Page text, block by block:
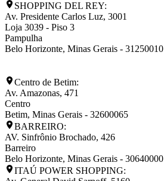
SHOPPING DEL REY:
Av. Presidente Carlos Luz, 3001
Loja 3039 - Piso 3
Pampulha
Belo Horizonte, Minas Gerais - 31250010
Centro de Betim:
Av. Amazonas, 471
Centro
Betim, Minas Gerais - 32600065
BARREIRO:
AV. Sinfrônio Brochado, 426
Barreiro
Belo Horizonte, Minas Gerais - 30640000
ITAÚ POWER SHOPPING: